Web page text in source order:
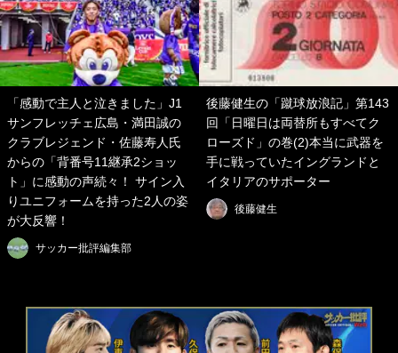
「感動で主人と泣きました」J1
サンフレッチェ広島・満田誠の
クラブレジェンド・佐藤寿人氏
からの「背番号11継承2ショッ
ト」に感動の声続々！ サイン入
りユニフォームを持った2人の姿
が大反響！
サッカー批評編集部
後藤健生の「蹴球放浪記」第143
回「日曜日は両替所もすべてク
ローズド」の巻(2)本当に武器を
手に戦っていたイングランドと
イタリアのサポーター
後藤健生